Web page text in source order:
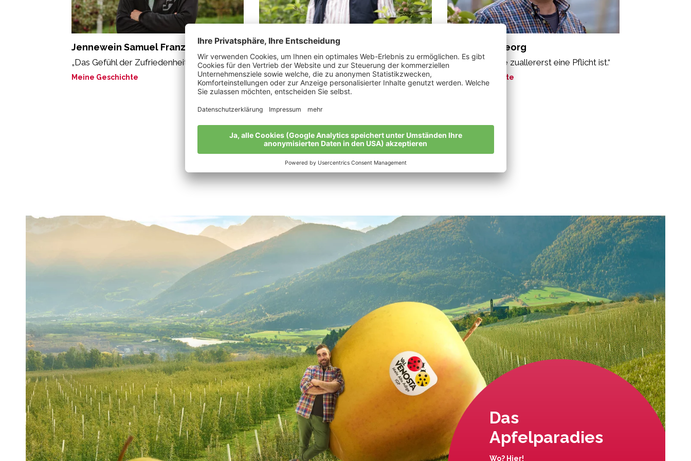
Jennewein Samuel Franz
„Das Gefühl der Zufriedenheit.“
Meine Geschichte
Sonnenburger Josef
“Mein Herz schlägt für die biologische
Landwirtschaft.”
Meine Geschichte
Tappeiner Georg
“Eine Arbeit, die zuallererst eine Pflicht ist.“
Meine Geschichte
Alle Bio-Bauern im Überblick
Das
Apfelparadies
Wo? Hier!